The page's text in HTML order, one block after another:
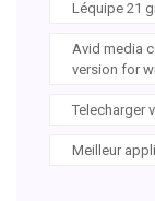
Léquipe 21
Avid media
version for
Telecharger
Meilleur